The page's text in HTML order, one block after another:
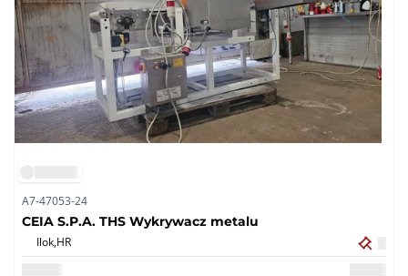
A7-47053-24
CEIA S.P.A. THS Wykrywacz metalu
Ilok,HR